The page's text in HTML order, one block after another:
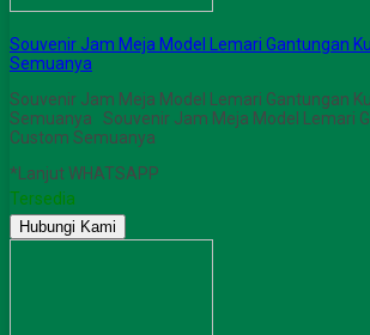
Souvenir Jam Meja Model Lemari Gantungan
Semuanya
Souvenir Jam Meja Model Lemari Gantungan
Semuanya Souvenir Jam Meja Model Lemari
Custom Semuanya
*Lanjut WHATSAPP
Tersedia
Hubungi Kami